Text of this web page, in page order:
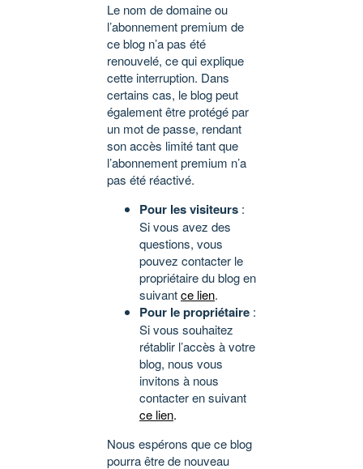
Le nom de domaine ou
l’abonnement premium de
ce blog n’a pas été
renouvelé, ce qui explique
cette interruption. Dans
certains cas, le blog peut
également être protégé par
un mot de passe, rendant
son accès limité tant que
l’abonnement premium n’a
pas été réactivé.
Pour les visiteurs :
Si vous avez des
questions, vous
pouvez contacter le
propriétaire du blog en
suivantce lien.
Pour le propriétaire :
Si vous souhaitez
rétablir l’accès à votre
blog, nous vous
invitons à nous
contacter en suivant
ce lien.
Nous espérons que ce blog
pourra être de nouveau